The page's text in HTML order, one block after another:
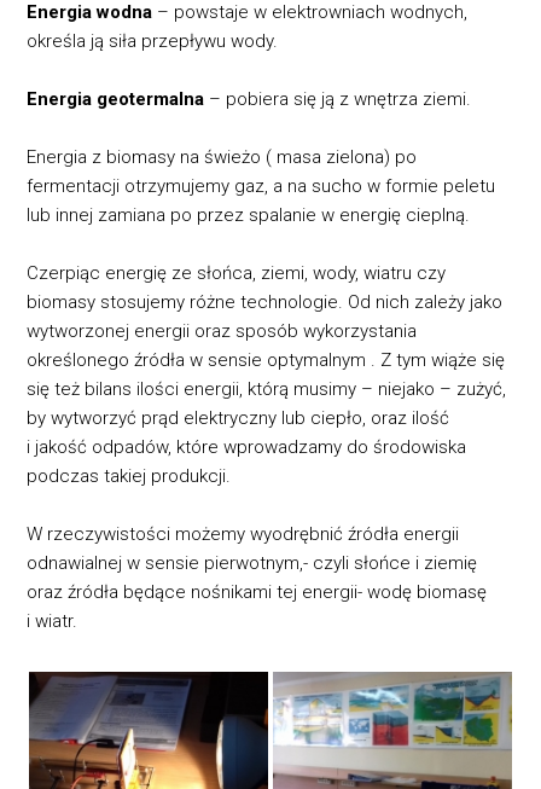
Energia wodna – powstaje w elektrowniach wodnych,
określa ją siła przepływu wody.
Energia geotermalna – pobiera się ją z wnętrza ziemi.
Energia z biomasy na świeżo ( masa zielona) po
fermentacji otrzymujemy gaz, a na sucho w formie peletu
lub innej zamiana po przez spalanie w energię cieplną.
Czerpiąc energię ze słońca, ziemi, wody, wiatru czy
biomasy stosujemy różne technologie. Od nich zależy jako
wytworzonej energii oraz sposób wykorzystania
określonego źródła w sensie optymalnym . Z tym wiąże się
się też bilans ilości energii, którą musimy – niejako – zużyć,
by wytworzyć prąd elektryczny lub ciepło, oraz ilość
i jakość odpadów, które wprowadzamy do środowiska
podczas takiej produkcji.
W rzeczywistości możemy wyodrębnić źródła energii
odnawialnej w sensie pierwotnym,- czyli słońce i ziemię
oraz źródła będące nośnikami tej energii- wodę biomasę
i wiatr.